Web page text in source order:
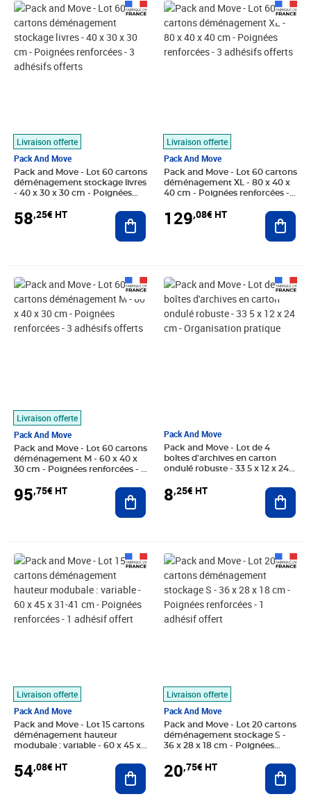
Livraison offerte
Pack And Move
Pack and Move - Lot 60 cartons
déménagement stockage livres
- 40 x 30 x 30 cm - Poignées
58,25€ HT
Prix 58,25€ HT
Ajouter au panier
Livraison offerte
Pack And Move
Pack and Move - Lot 60 cartons
déménagement XL - 80 x 40 x
40 cm - Poignées renforcées - 3
129,08€ HT
Prix 129,08€ HT
Livraison offerte
Pack And Move
Pack and Move - Lot 60 cartons
déménagement M - 60 x 40 x
30 cm - Poignées renforcées - 3
95,75€ HT
Prix 95,75€ HT
Ajouter au panier
Pack And Move
Pack and Move - Lot de 4
boîtes d'archives en carton
ondulé robuste - 33 5 x 12 x 24
8,25€ HT
Prix 8,25€ HT
Livraison offerte
Pack And Move
Pack and Move - Lot 15 cartons
déménagement hauteur
modubale : variable - 60 x 45 x
- 1 adhésif offert
54,08€ HT
Prix 54,08€ HT
Ajouter au panier
Livraison offerte
Pack And Move
Pack and Move - Lot 20 cartons
déménagement stockage S -
36 x 28 x 18 cm - Poignées
20,75€ HT
Prix 20,75€ HT